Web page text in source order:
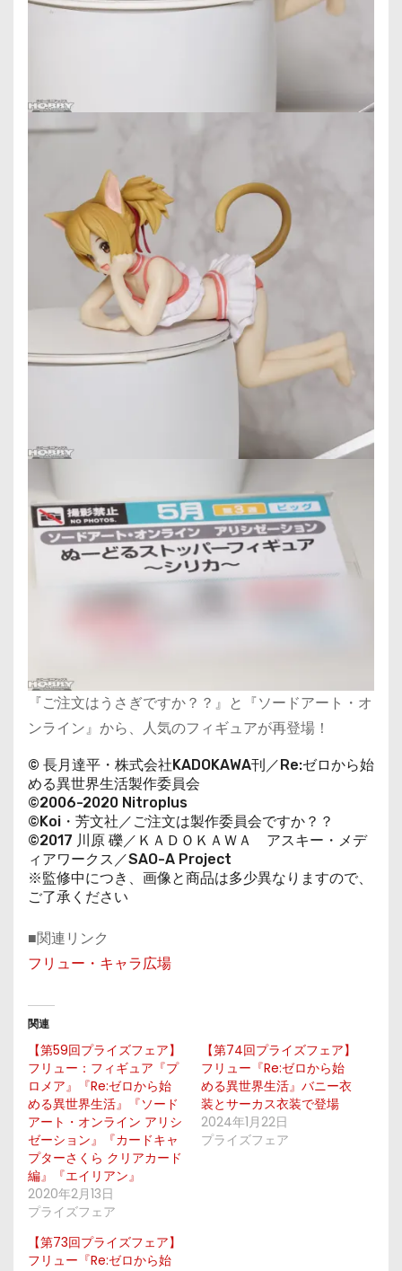
『ご注文はうさぎですか？？』と『ソードアート・オ
ンライン』から、人気のフィギュアが再登場！
© 長月達平・株式会社KADOKAWA刊／Re:ゼロから始
める異世界生活製作委員会
©2006-2020 Nitroplus
©Koi・芳文社／ご注文は製作委員会ですか？？
©2017 川原 礫／ＫＡＤＯＫＡＷＡ アスキー・メデ
ィアワークス／SAO-A Project
※監修中につき、画像と商品は多少異なりますので、
ご了承ください
■関連リンク
フリュー・キャラ広場
関連
【第59回プライズフェア】
フリュー：フィギュア『プ
ロメア』『Re:ゼロから始
める異世界生活』『ソード
アート・オンライン アリシ
ゼーション』『カードキャ
プターさくら クリアカード
編』『エイリアン』
2020年2月13日
プライズフェア
【第74回プライズフェア】
フリュー『Re:ゼロから始
める異世界生活』バニー衣
装とサーカス衣装で登場
2024年1月22日
プライズフェア
【第73回プライズフェア】
フリュー『Re:ゼロから始